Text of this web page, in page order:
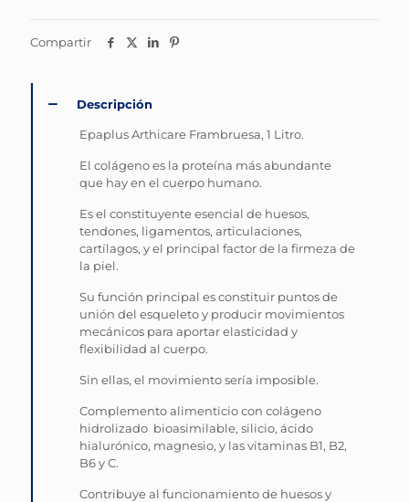
Compartir
Descripción
Epaplus Arthicare Frambruesa, 1 Litro.
El colágeno es la proteína más abundante
que hay en el cuerpo humano.
Es el constituyente esencial de huesos,
tendones, ligamentos, articulaciones,
cartílagos, y el principal factor de la firmeza de
la piel.
Su función principal es constituir puntos de
unión del esqueleto y producir movimientos
mecánicos para aportar elasticidad y
flexibilidad al cuerpo.
Sin ellas, el movimiento sería imposible.
Complemento alimenticio con colágeno
hidrolizado bioasimilable, silicio, ácido
hialurónico, magnesio, y las vitaminas B1, B2,
B6 y C.
Contribuye al funcionamiento de huesos y